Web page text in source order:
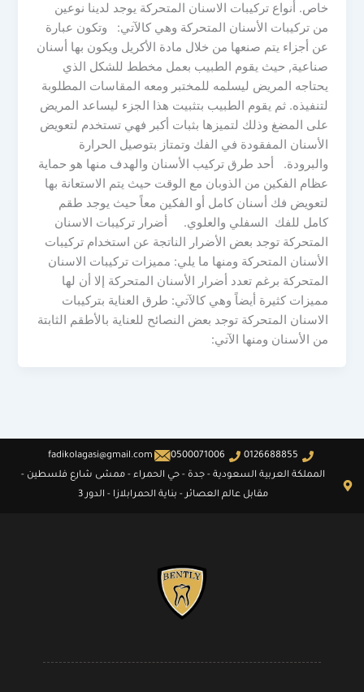
خاص. أنواع تركيبات الاسنان المتحركة يوجد لدينا نوعين
من تركيبات الأسنان المتحركة وهي كالآتي: وتكون عبارة
عن أجزاء يتم صنعها من خلال مادة الأكريل ويكون بها أسنان
صناعية, حيث يقوم الطبيب بعمل مخطط للشكل الذي
يحتاجه المريض ليسلمه للمختبر ومعه المقاسات المطلوبة
لتنفيذه. ثم يقوم الطبيب بتثبيت هذا الجزء ليساعد المريض
على المضغ وذلك لتميزها بثبات أكبر فهي تستخدم لتعويض
الأسنان المفقودة في الفك وتمتاز بتوصيل الحرارة
والبرودة. أحد طرق تركيب الأسنان والهدف منها هو حماية
عظام الفكين من الذوبان مع الوقت حيث يتم الاستعانة بها
لتعويض فك أسنان كامل أو الفكين معاً حيث يوجد طقم
كامل للفك السفلي والعلوي. أضرار تركيبات الاسنان
المتحركة توجد بعض الأضرار الناتجة عن استخدام تركيبات
الأسنان المتحركة ومنها ما يلي: مميزات تركيبات الاسنان
المتحركة برغم تعدد أضرار الأسنان المتحركة إلا أن لها
مميزات كثيرة أيضاً وهي كالآتي: طرق العناية بتركيبات
الاسنان المتحركة توجد بعض النصائح للعناية بالأطقم الثابتة
من الأسنان ومنها الآتي:
0126688855
0500071006
fadikolagasi@gmail.com
المملكة العربية السعودية - جدة - حي الحمراء - ممشى شارع فلسطين -
مقابل عالم العصائر - بناية الحمرابلازا - الدور 3